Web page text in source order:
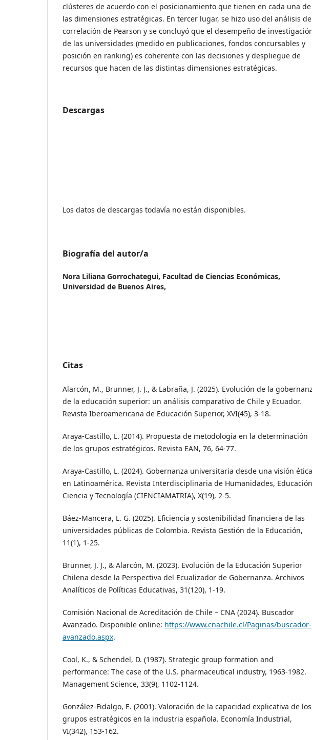
clústeres de acuerdo con el posicionamiento que tienen en cada una de
las dimensiones estratégicas. En tercer lugar, se hizo uso del análisis de
correlación de Pearson y se concluyó que el desempeño de
de las universidades (medido en publicaciones, fondos concursables y
posición en ranking) es coherente con las decisiones y despliegue de
recursos que hacen de las distintas dimensiones estratégicas.
Descargas
Los datos de descargas todavía no están disponibles.
Biografía del autor/a
Nora Liliana Gorrochategui, Facultad de Ciencias Económicas,
Universidad de Buenos Aires,
Citas
Alarcón, M., Brunner, J. J., & Labraña, J. (2025). Evolución de la
de la educación superior: un análisis comparativo de Chile y Ecuador.
Revista Iberoamericana de Educación Superior, XVI(45), 3-18.
Araya-Castillo, L. (2014). Propuesta de metodología en la determinación
de los grupos estratégicos. Revista EAN, 76, 64-77.
Araya-Castillo, L. (2024). Gobernanza universitaria desde una visión ética
en Latinoamérica. Revista Interdisciplinaria de Humanidades,
Ciencia y Tecnología (CIENCIAMATRIA), X(19), 2-5.
Báez-Mancera, L. G. (2025). Eficiencia y sostenibilidad financiera de las
universidades públicas de Colombia. Revista Gestión de la Educación,
11(1), 1-25.
Brunner, J. J., & Alarcón, M. (2023). Evolución de la Educación Superior
Chilena desde la Perspectiva del Ecualizador de Gobernanza. Archivos
Analíticos de Políticas Educativas, 31(120), 1-19.
Comisión Nacional de Acreditación de Chile – CNA (2024). Buscador
Avanzado. Disponible online: https://www.cnachile.cl/Paginas/buscador-
avanzado.aspx.
Cool, K., & Schendel, D. (1987). Strategic group formation and
performance: The case of the U.S. pharmaceutical industry, 1963-1982.
Management Science, 33(9), 1102-1124.
González-Fidalgo, E. (2001). Valoración de la capacidad explicativa de los
grupos estratégicos en la industria española. Economía Industrial,
VI(342), 153-162.